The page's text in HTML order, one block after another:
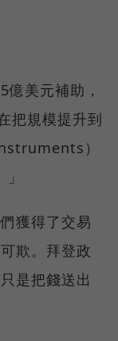
美元補助，
把規模提升到
）
獲得了交易
欺。拜登政
是把錢送出